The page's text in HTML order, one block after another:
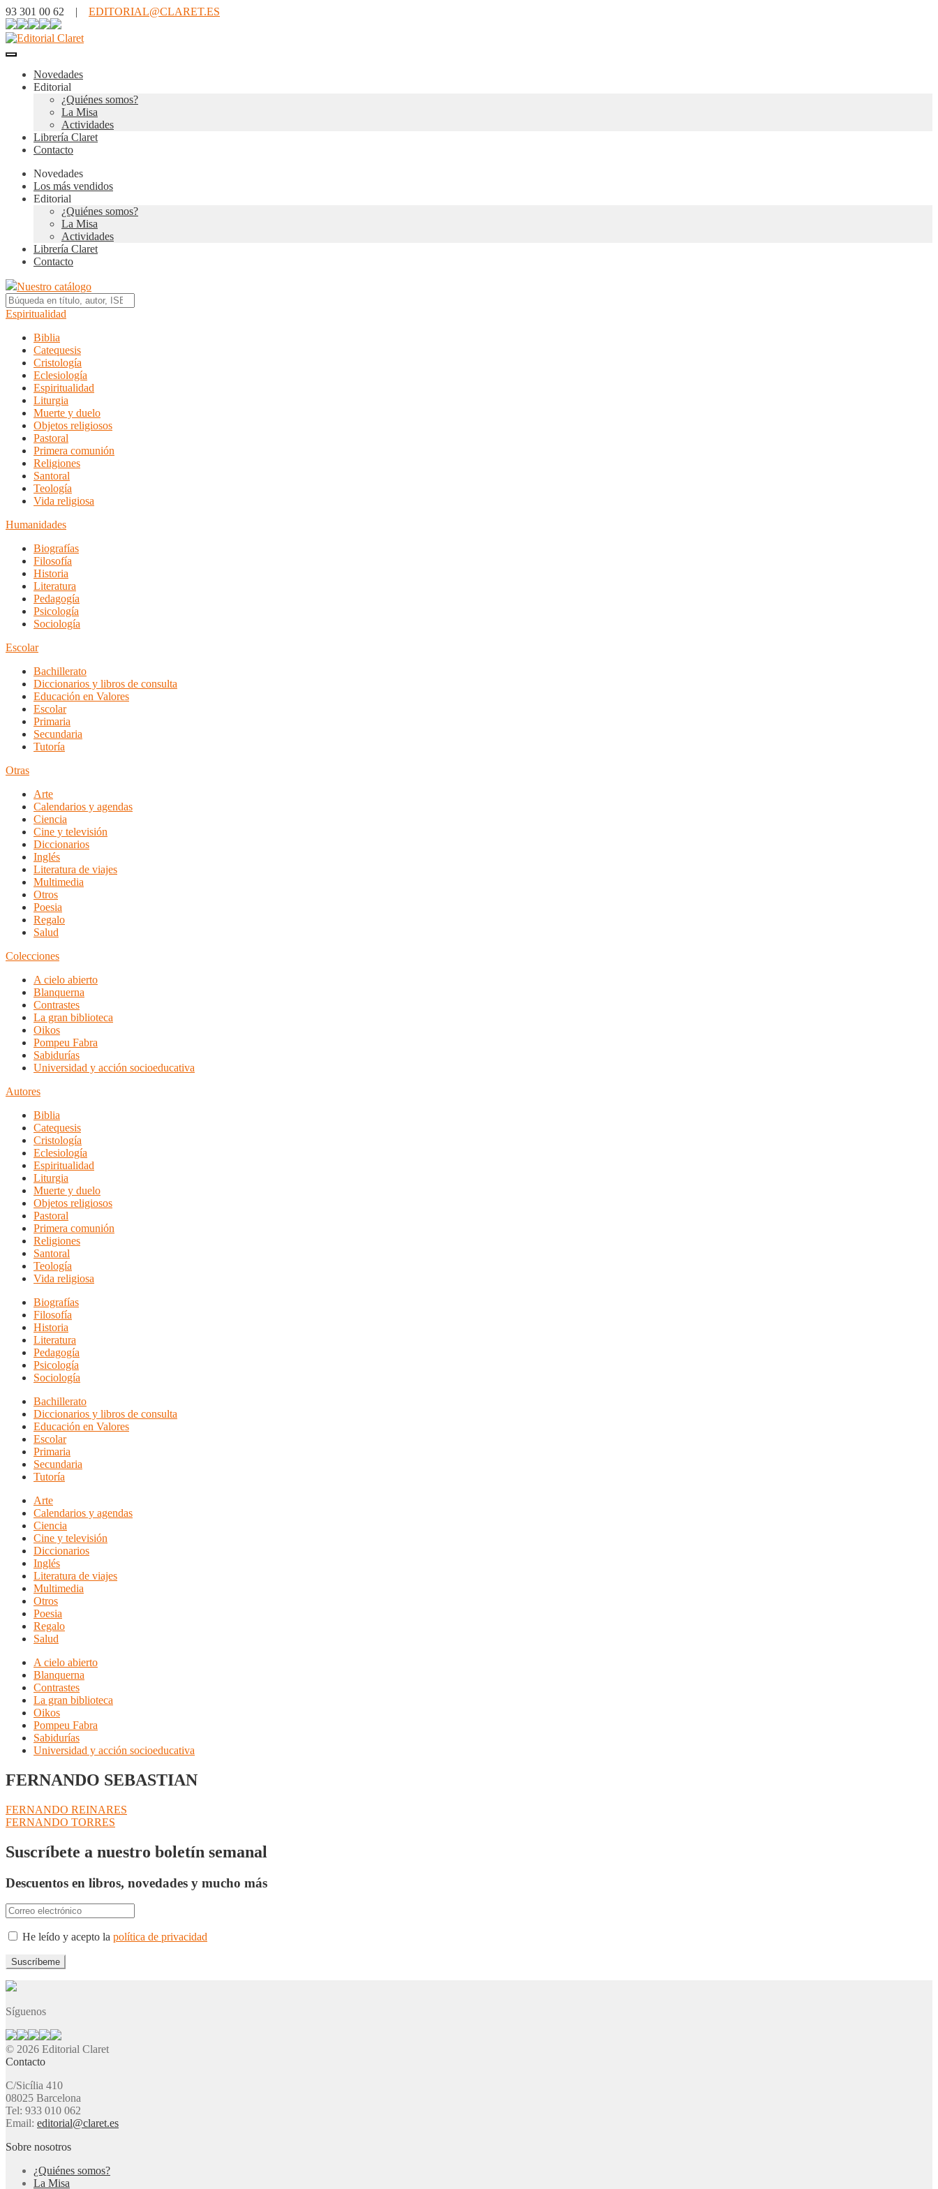
93 301 00 62 | EDITORIAL@CLARET.ES
Novedades
Editorial
¿Quiénes somos?
La Misa
Actividades
Librería Claret
Contacto
Novedades
Los más vendidos
Editorial
¿Quiénes somos?
La Misa
Actividades
Librería Claret
Contacto
Nuestro catálogo
Espiritualidad
Biblia
Catequesis
Cristología
Eclesiología
Espiritualidad
Liturgia
Muerte y duelo
Objetos religiosos
Pastoral
Primera comunión
Religiones
Santoral
Teología
Vida religiosa
Humanidades
Biografías
Filosofía
Historia
Literatura
Pedagogía
Psicología
Sociología
Escolar
Bachillerato
Diccionarios y libros de consulta
Educación en Valores
Escolar
Primaria
Secundaria
Tutoría
Otras
Arte
Calendarios y agendas
Ciencia
Cine y televisión
Diccionarios
Inglés
Literatura de viajes
Multimedia
Otros
Poesia
Regalo
Salud
Colecciones
A cielo abierto
Blanquerna
Contrastes
La gran biblioteca
Oikos
Pompeu Fabra
Sabidurías
Universidad y acción socioeducativa
Autores
Biblia
Catequesis
Cristología
Eclesiología
Espiritualidad
Liturgia
Muerte y duelo
Objetos religiosos
Pastoral
Primera comunión
Religiones
Santoral
Teología
Vida religiosa
Biografías
Filosofía
Historia
Literatura
Pedagogía
Psicología
Sociología
Bachillerato
Diccionarios y libros de consulta
Educación en Valores
Escolar
Primaria
Secundaria
Tutoría
Arte
Calendarios y agendas
Ciencia
Cine y televisión
Diccionarios
Inglés
Literatura de viajes
Multimedia
Otros
Poesia
Regalo
Salud
A cielo abierto
Blanquerna
Contrastes
La gran biblioteca
Oikos
Pompeu Fabra
Sabidurías
Universidad y acción socioeducativa
FERNANDO SEBASTIAN
Navegación
de
entradas
Anterior:
FERNANDO REINARES
Siguiente:
FERNANDO TORRES
Suscríbete a nuestro boletín semanal
Descuentos en libros, novedades y mucho más
He leído y acepto la política de privacidad
Síguenos
© 2026 Editorial Claret
Contacto
C/Sicília 410
08025 Barcelona
Tel: 933 010 062
Email: editorial@claret.es
Sobre nosotros
¿Quiénes somos?
La Misa